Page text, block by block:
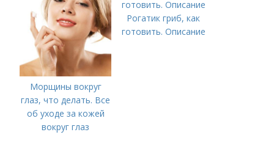
Морщины вокруг
глаз, что делать. Все
об уходе за кожей
вокруг глаз
Рогатик гриб, как
готовить. Описание